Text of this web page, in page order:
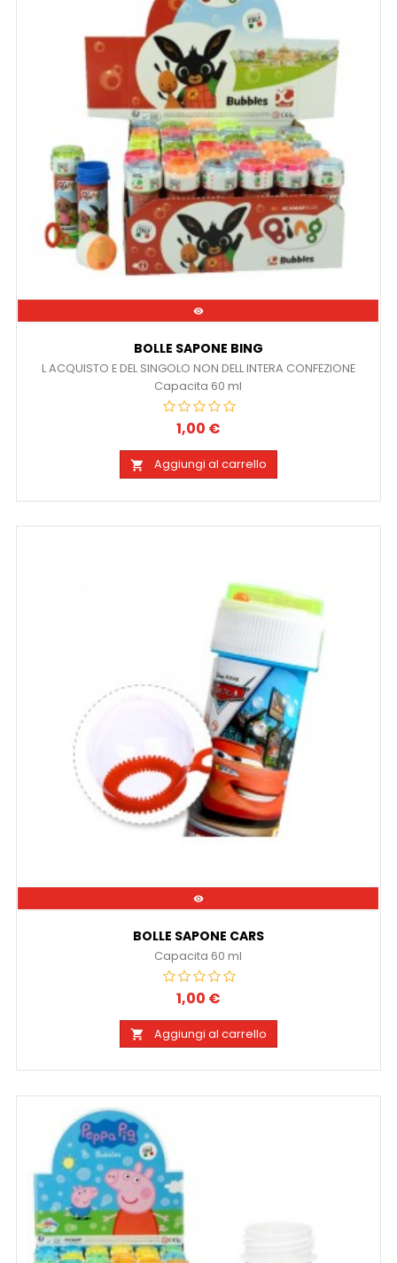

BOLLE SAPONE BING
L ACQUISTO E DEL SINGOLO NON DELL INTERA CONFEZIONE
Capacita 60 ml
Prezzo
1,00 €
 Aggiungi al carrello

BOLLE SAPONE CARS
Capacita 60 ml
Prezzo
1,00 €
 Aggiungi al carrello